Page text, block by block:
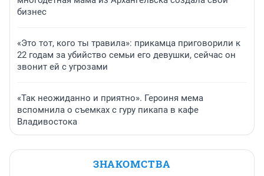
бизнес
«Это тот, кого ты травила»: прикамца приговорили к
22 годам за убийство семьи его девушки, сейчас он
звонит ей с угрозами
«Так неожиданно и приятно». Героиня мема
вспомнила о съемках с гуру пикапа в кафе
Владивостока
ЗНАКОМСТВА